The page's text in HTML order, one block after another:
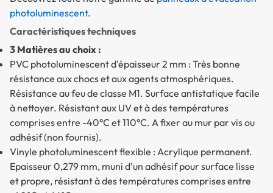
photoluminescent.
Caractéristiques techniques
3 Matières au choix :
PVC photoluminescent d'épaisseur 2 mm : Très bonne
résistance aux chocs et aux agents atmosphériques.
Résistance au feu de classe M1. Surface antistatique facile
à nettoyer. Résistant aux UV et à des températures
comprises entre -40°C et 110°C. A fixer au mur par vis ou
adhésif (non fournis).
Vinyle photoluminescent flexible : Acrylique permanent.
Epaisseur 0,279 mm, muni d'un adhésif pour surface lisse
et propre, résistant à des températures comprises entre